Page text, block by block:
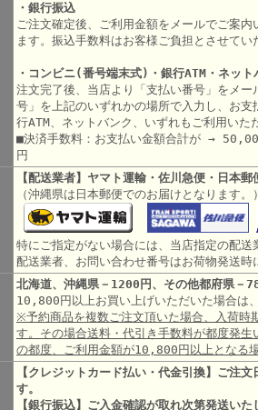
・銀行振込
ご注文確定後、ご利用金額をメールでご案
ます。振込手数料はお客様ご負担とさせてい
・コンビニ(番号端末式)・銀行ATM・ネット
注文完了後、当店より「支払い番号」をメ
号」を上記のいずれかの場所で入力し、お
行ATM、ネットバンク、いずれもご利用いた
■決済手数料：お支払い金額合計が →
円
【配送業者】ヤマト運輸・佐川急便・日本郵
（沖縄県は日本郵便でのお届けとなります。）
特にご指定がない場合には、当店指定の配送
配送業者、お問い合わせ番号はお荷物発送時
北海道、沖縄県－1200円、その他都府県－
10,800円以上お買い上げいただいた場合は
※予約商品を複数ご注文頂いた場合、入荷時
す。その場合送料・代引き手数料が都度発
の都度、ご利用金額が10,800円以上となる
【クレジットカード払い・代金引換】ご注
す。
【銀行振込】ご入金確認が取れ次第発送いた